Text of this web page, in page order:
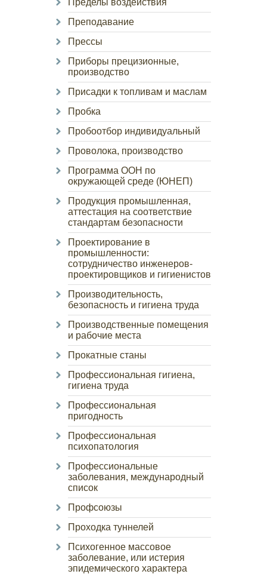
Пределы воздействия
Преподавание
Прессы
Приборы прецизионные,
производство
Присадки к топливам и маслам
Пробка
Пробоотбор индивидуальный
Проволока, производство
Программа ООН по
окружающей среде (ЮНЕП)
Продукция промышленная,
аттестация на соответствие
стандартам безопасности
Проектирование в
промышленности:
сотрудничество инженеров-
проектировщиков и гигиенистов
Производительность,
безопасность и гигиена труда
Производственные помещения
и рабочие места
Прокатные станы
Профессиональная гигиена,
гигиена труда
Профессиональная
пригодность
Профессиональная
психопатология
Профессиональные
заболевания, международный
список
Профсоюзы
Проходка туннелей
Психогенное массовое
заболевание, или истерия
эпидемического характера